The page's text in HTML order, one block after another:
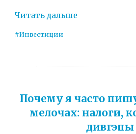
Читать дальше
#Инвестиции
Почему я часто
мелочах: налоги,
дивгэпы